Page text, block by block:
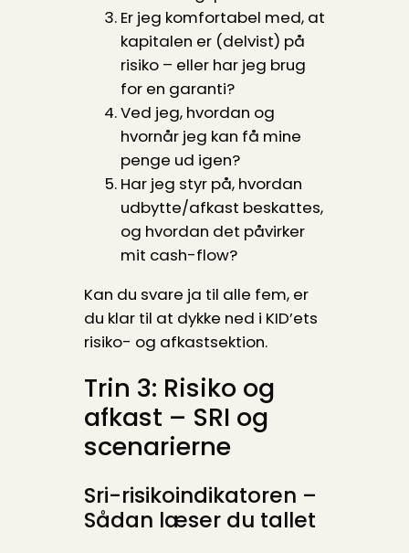
Er jeg komfortabel med, at
kapitalen er (delvist) på
risiko – eller har jeg brug
for en garanti?
Ved jeg, hvordan og
hvornår jeg kan få mine
penge ud igen?
Har jeg styr på, hvordan
udbytte/afkast beskattes,
og hvordan det påvirker
mit cash-flow?
Kan du svare ja til alle fem, er
du klar til at dykke ned i KID’ets
risiko- og afkastsektion.
Trin 3: Risiko og
afkast – SRI og
scenarierne
Sri-risikoindikatoren –
Sådan læser du tallet